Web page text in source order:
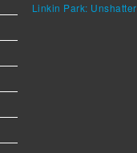
Linkin Park: Unshatter